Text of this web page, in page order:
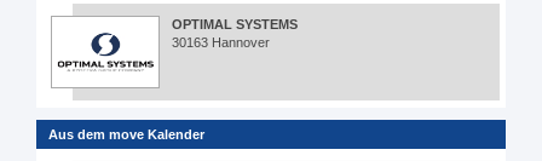
OPTIMAL SYSTEMS
30163 Hannover
Aus dem move Kalender